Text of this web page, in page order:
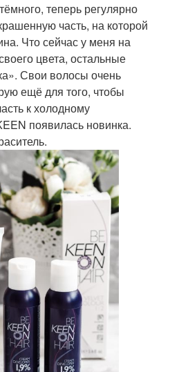
теперь регулярно
часть, на которой
Что сейчас у меня на
цвета, остальные
Свои волосы очень
ещё для того, чтобы
к холодному
появилась новинка.